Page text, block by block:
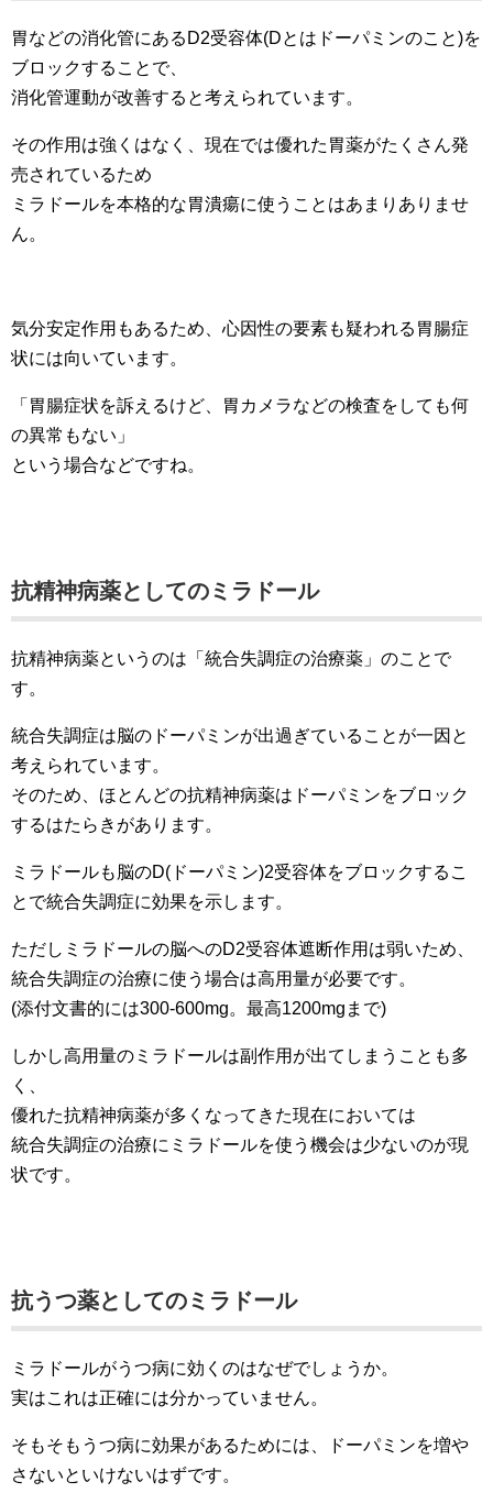
胃などの消化管にあるD2受容体(Dとはドーパミンのこと)を
ブロックすることで、
消化管運動が改善すると考えられています。
その作用は強くはなく、現在では優れた胃薬がたくさん発
売されているため
ミラドールを本格的な胃潰瘍に使うことはあまりありませ
ん。
気分安定作用もあるため、心因性の要素も疑われる胃腸症
状には向いています。
「胃腸症状を訴えるけど、胃カメラなどの検査をしても何
の異常もない」
という場合などですね。
抗精神病薬としてのミラドール
抗精神病薬というのは「統合失調症の治療薬」のことで
す。
統合失調症は脳のドーパミンが出過ぎていることが一因と
考えられています。
そのため、ほとんどの抗精神病薬はドーパミンをブロック
するはたらきがあります。
ミラドールも脳のD(ドーパミン)2受容体をブロックするこ
とで統合失調症に効果を示します。
ただしミラドールの脳へのD2受容体遮断作用は弱いため、
統合失調症の治療に使う場合は高用量が必要です。
(添付文書的には300-600mg。最高1200mgまで)
しかし高用量のミラドールは副作用が出てしまうことも多
く、
優れた抗精神病薬が多くなってきた現在においては
統合失調症の治療にミラドールを使う機会は少ないのが現
状です。
抗うつ薬としてのミラドール
ミラドールがうつ病に効くのはなぜでしょうか。
実はこれは正確には分かっていません。
そもそもうつ病に効果があるためには、ドーパミンを増や
さないといけないはずです。